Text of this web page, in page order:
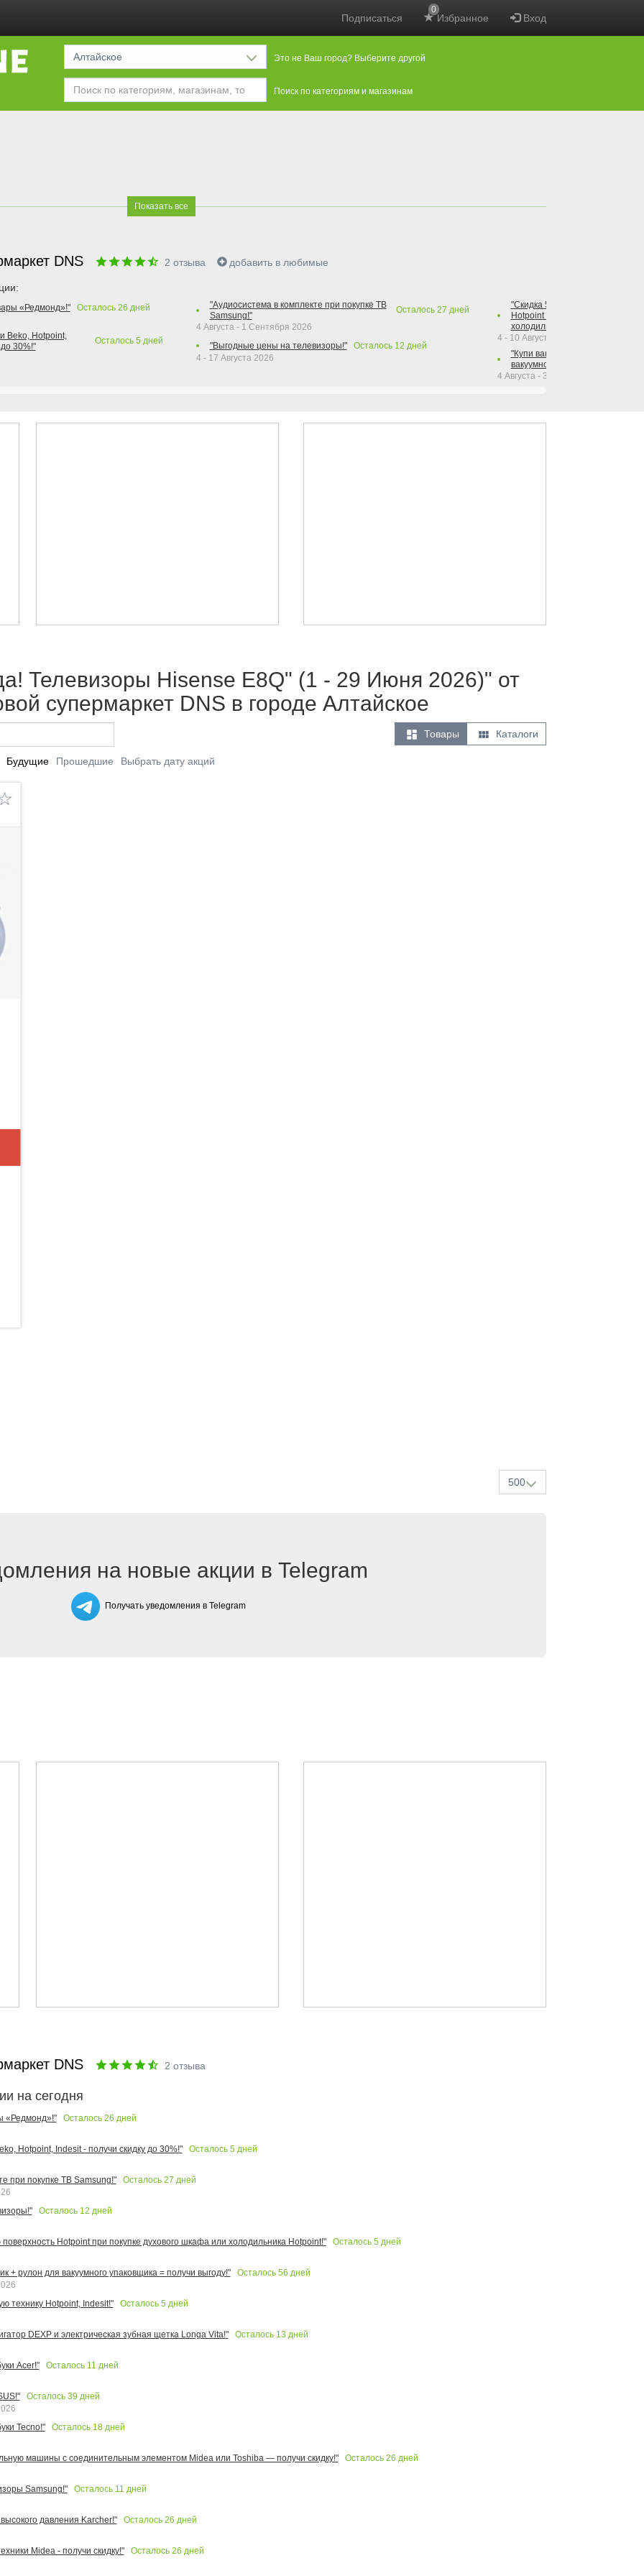
Подписаться Избранное
0
Вход
Алтайское Это не Ваш город? Выберите другой
Поиск по категориям и магазинам
Показать все
DNS 2 отзыва добавить в любимые
«Редмонд»!" Осталось 26 дней
Beko, Hotpoint,
30%!"
Осталось 5 дней
"Аудиосистема в комплекте при покупке ТВ
Samsung!"
Осталось 27 дней
4 Августа - 1 Сентября 2026
"Выгодные цены на телевизоры!"
Осталось 12 дней
4 - 17 Августа 2026
"Скидка 50% на варочную
Hotpoint при покупке духового
холодильника Hotpoint!"
4 - 10 Августа 2026
"Купи вакуумный упаковщик +
вакуумного упаковщика =
4 Августа - 30 Сентября 2026
Телевизоры Hisense E8Q" (1 - 29 Июня 2026)" от
супермаркет DNS в городе Алтайское
 Товары  Каталоги
Будущие Прошедшие Выбрать дату акций
500
на новые акции в Telegram
Получать уведомления в Telegram
DNS 2 отзыва
на сегодня
«Редмонд»!" Осталось 26 дней
Hotpoint, Indesit - получи скидку до 30%!" Осталось 5 дней
при покупке ТВ Samsung!" Осталось 27 дней
Осталось 12 дней
Hotpoint при покупке духового шкафа или холодильника Hotpoint!" Осталось 5 дней
+ рулон для вакуумного упаковщика = получи выгоду!" Осталось 56 дней
технику Hotpoint, Indesit!"
Осталось 5 дней
DEXP и электрическая зубная щетка Longa Vita!" Осталось 13 дней
Acer!" Осталось 11 дней
Осталось 39 дней
Tecno!"
Осталось 18дней
машины с соединительным элементом Midea или Toshiba — получи скидку!" Осталось 26 дней
Samsung!" Осталось 11 дней
давления Karcher!" Осталось 26 дней
Midea - получи скидку!" Осталось 26 дней